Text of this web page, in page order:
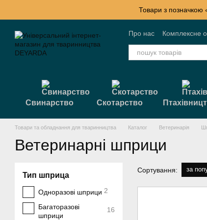
Товари з позначкою
Про нас Комплексне
Контактна
Свинарство Скотарство
Товари та обладнання для тваринництва Каталог Ветеринарія
Ветеринарні шприци
Сортування: за
Тип шприца
Одноразові шприци 2
Багаторазові
шприци
16